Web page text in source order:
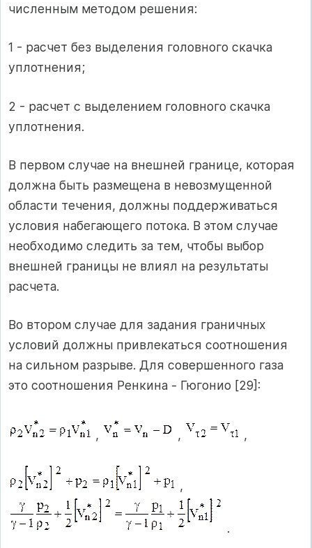
численным методом решения:
1 - расчет без выделения головного скачка
уплотнения;
2 - расчет с выделением головного скачка
уплотнения.
В первом случае на внешней границе, которая
должна быть размещена в невозмущенной
области течения, должны поддерживаться
условия набегающего потока. В этом случае
необходимо следить за тем, чтобы выбор
внешней границы не влиял на результаты
расчета.
Во втором случае для задания граничных
условий должны привлекаться соотношения
на сильном разрыве. Для совершенного газа
это соотношения Ренкина - Гюгонио [29]:
, , ,
,
.